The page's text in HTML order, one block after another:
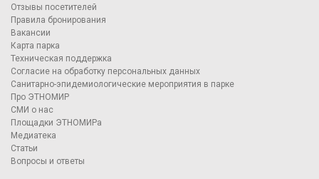
Отзывы посетителей
Правила бронирования
Вакансии
Карта парка
Техническая поддержка
Согласие на обработку персональных данных
Санитарно-эпидемиологические мероприятия в парке
Про ЭТНОМИР
СМИ о нас
Площадки ЭТНОМИРа
Медиатека
Статьи
Вопросы и ответы